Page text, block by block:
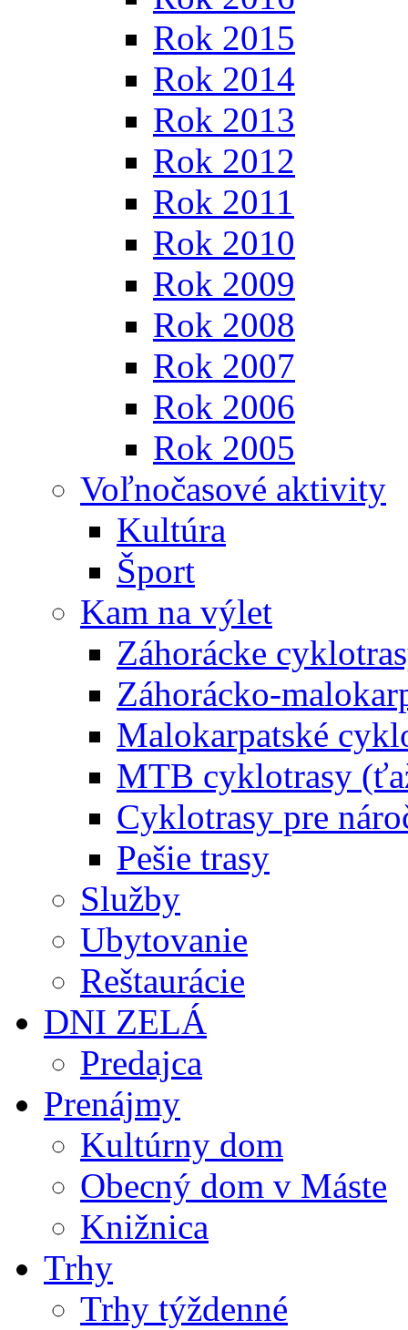
Rok 2015
Rok 2014
Rok 2013
Rok 2012
Rok 2011
Rok 2010
Rok 2009
Rok 2008
Rok 2007
Rok 2006
Rok 2005
Voľnočasové aktivity
Kultúra
Šport
Kam na výlet
Záhorácke
Záhorácko-
Malokarpatské
MTB cyklotrasy
Cyklotrasy pre
Pešie trasy
Služby
Ubytovanie
Reštaurácie
DNI ZELÁ
Predajca
Prenájmy
Kultúrny dom
Obecný dom v Máste
Knižnica
Trhy
Trhy týždenné